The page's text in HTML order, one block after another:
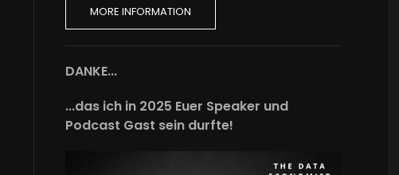
MORE INFORMATION
DANKE...
...das ich in 2025 Euer Speaker und
Podcast Gast sein durfte!